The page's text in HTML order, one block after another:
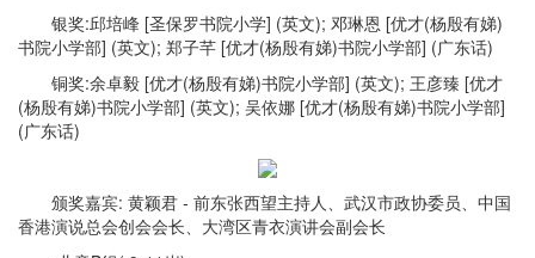
银奖:邱培峰 [圣保罗书院小学] (英文); 邓琳恩 [优才(杨殷有娣)
书院小学部] (英文); 郑子芊 [优才(杨殷有娣)书院小学部] (广东话)
铜奖:余卓毅 [优才(杨殷有娣)书院小学部] (英文); 王彦臻 [优才
(杨殷有娣)书院小学部] (英文); 吴依娜 [优才(杨殷有娣)书院小学部]
(广东话)
颁奖嘉宾: 黄颖君 - 前东张西望主持人、武汉市政协委员、中国
香港演说总会创会会长、大湾区青衣演讲会副会长